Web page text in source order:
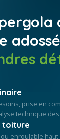
prise en
technique
toiture
enroulable haut